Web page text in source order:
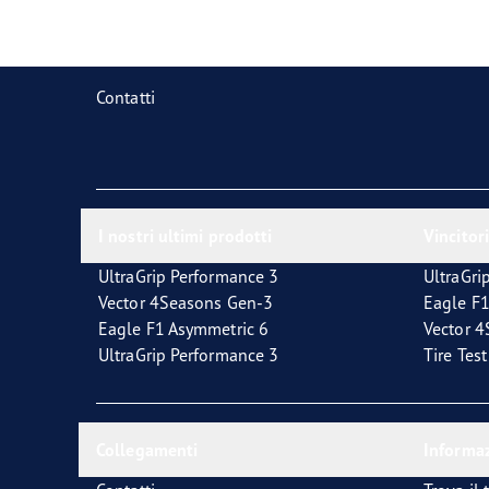
Contatti
UltraGrip Performance 3
Vector 4Seasons Gen-3
Eagle F1 Asymmetric 6
UltraGrip Performance 3
Eagle
Vector
Tire